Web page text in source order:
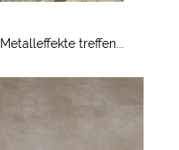
treffen...